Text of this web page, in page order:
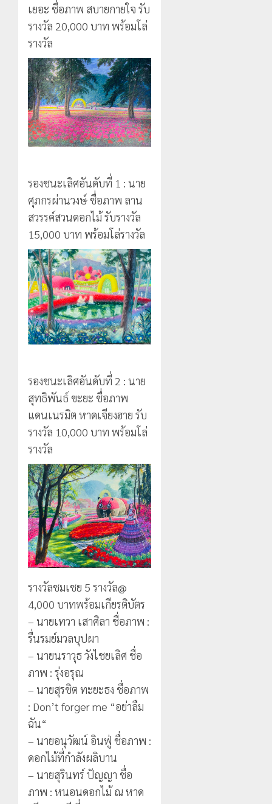
เยอะ ชื่อภาพ สบายกายใจ รับ
รางวัล 20,000 บาท พร้อมโล่
รางวัล
รองชนะเลิศอันดับที่ 1 : นาย
ศุภกรผ่านวงษ์ ชื่อภาพ ลาน
สวรรค์สวนดอกไม้ รับรางวัล
15,000 บาท พร้อมโล่รางวัล
รองชนะเลิศอันดับที่ 2 : นาย
สุทธิพันธ์ ขะยะ ชื่อภาพ
แดนเนรมิต หาดเจียงฮาย รับ
รางวัล 10,000 บาท พร้อมโล่
รางวัล
รางวัลชมเชย 5 รางวัล@
4,000 บาทพร้อมเกียรติบัตร
– นายเทวา เสาศิลา ชื่อภาพ :
รื่นรมย์มวลบุปผา
– นายนราวุธ วังไชยเลิศ ชื่อ
ภาพ : รุ่งอรุณ
– นายสุรชิต ทะยะธง ชื่อภาพ
: Don’t forger me “อย่าลืม
ฉัน“
– นายอนุวัฒน์ อินฟู่ ชื่อภาพ :
ดอกไม้ที่กำลังผลิบาน
– นายสุรินทร์ ปัญญา ชื่อ
ภาพ : หนอนดอกไม้ ณ หาด